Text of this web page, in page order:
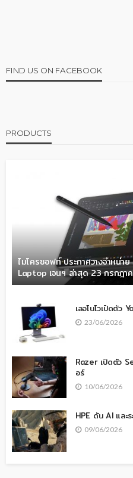
FIND US ON FACEBOOK
PRODUCTS
ไมโครซอฟท์ ประกาศวางจำหน่
Laptop เจนฯ ล่าสุด 23 กรกฎา
เลอโนโวเปิดตัว
23/06/2026
Razer เปิดตัว
อร์
10/06/2026
HPE ดัน AI และ
09/06/2026